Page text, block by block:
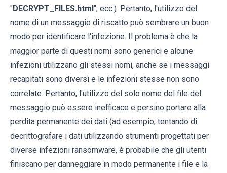
"DECRYPT_FILES.html ", ecc.). Pertanto, l'utilizzo del
nome di un messaggio di riscatto può sembrare un buon
modo per identificare l'infezione. Il problema è che la
maggior parte di questi nomi sono generici e alcune
infezioni utilizzano gli stessi nomi, anche se i messaggi
recapitati sono diversi e le infezioni stesse non sono
correlate. Pertanto, l'utilizzo del solo nome del file del
messaggio può essere inefficace e persino portare alla
perdita permanente dei dati (ad esempio, tentando di
decrittografare i dati utilizzando strumenti progettati per
diverse infezioni ransomware, è probabile che gli utenti
finiscano per danneggiare in modo permanente i file e la